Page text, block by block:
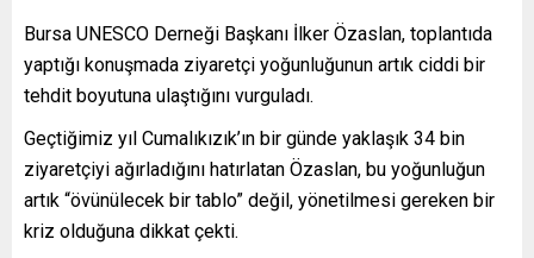
Bursa UNESCO Derneği Başkanı İlker Özaslan, toplantıda
yaptığı konuşmada ziyaretçi yoğunluğunun artık ciddi bir
tehdit boyutuna ulaştığını vurguladı.
Geçtiğimiz yıl Cumalıkızık’ın bir günde yaklaşık 34 bin
ziyaretçiyi ağırladığını hatırlatan Özaslan, bu yoğunluğun
artık “övünülecek bir tablo” değil, yönetilmesi gereken bir
kriz olduğuna dikkat çekti.